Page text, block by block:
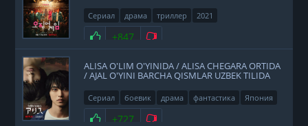
Сериал драма триллер 2021
Нравится
+847 Не нравится
ALISA O'LIM O'YINIDA / ALISA CHEGARA ORTIDA
/ AJAL O'YINI BARCHA QISMLAR UZBEK TILIDA
Сериал боевик драма фантастика
Япония
2020
Нравится
+727 Не нравится